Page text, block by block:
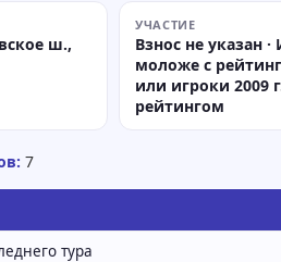
ш.,
УЧАСТИЕ
Взнос не указан
моложе с
или игроки 2009
рейтингом
7
тура